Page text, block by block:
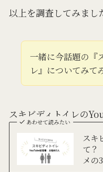
以上を調査してみまし
一緒に今話題の『
レ』についてみて
スキビディトイレの
あわせて読みたい
スキ
て？
メの